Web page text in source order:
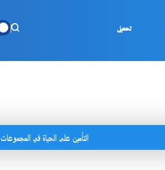
تحميل
التأمين على الحياة في المجموعات